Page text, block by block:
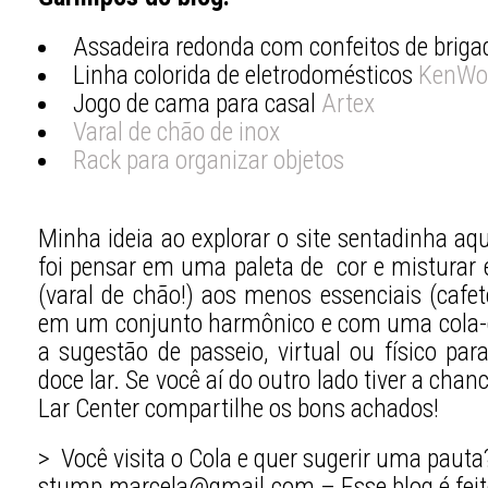
Assadeira redonda com confeitos de
Linha colorida de eletrodomésticos
Jogo de cama para casal Artex
Varal de chão de inox
Rack para organizar objetos
Minha ideia ao explorar o site sentadinha
foi pensar em uma paleta de cor e misturar
(varal de chão!) aos menos essenciais
em um conjunto harmônico e com uma
a sugestão de passeio, virtual ou físico
doce lar. Se você aí do outro lado tiver a
Lar Center compartilhe os bons achados!
> Você visita o Cola e quer sugerir uma